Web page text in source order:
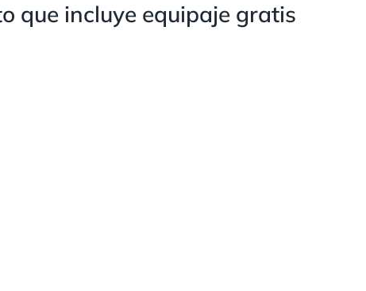
que incluye equipaje gratis